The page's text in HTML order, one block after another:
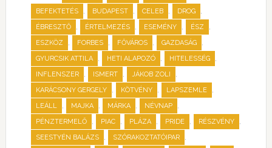
BEFEKTETÉS , BUDAPEST , CELEB , DROG ,
ÉBRESZTŐ , ÉRTELMEZÉS , ESEMÉNY , ÉSZ ,
ESZKÖZ , FORBES , FŐVÁROS , GAZDASÁG ,
GYURCSIK ATTILA , HETI ALAPOZÓ , HITELESSÉG ,
INFLENSZER , ISMERT , JÁKOB ZOLI ,
KARÁCSONY GERGELY , KÖTVÉNY , LAPSZEMLE ,
LEÁLL , MAJKA , MÁRKA , NÉVNAP ,
PÉNZTERMELŐ , PIAC , PLÁZA , PRIDE , RÉSZVÉNY ,
SEESTYÉN BALÁZS , SZÓRAKOZTATÓIPAR ,